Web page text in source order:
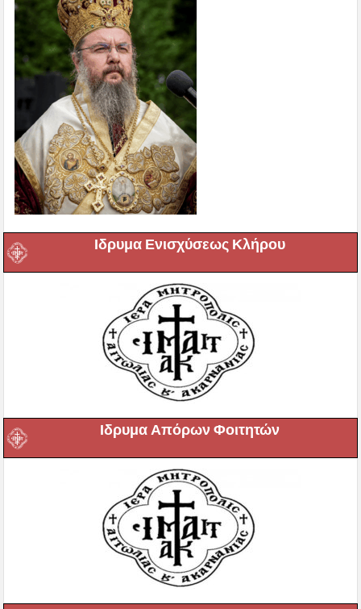
Ιδρυμα Ενισχύσεως Κλήρου
Ιδρυμα Απόρων Φοιτητών